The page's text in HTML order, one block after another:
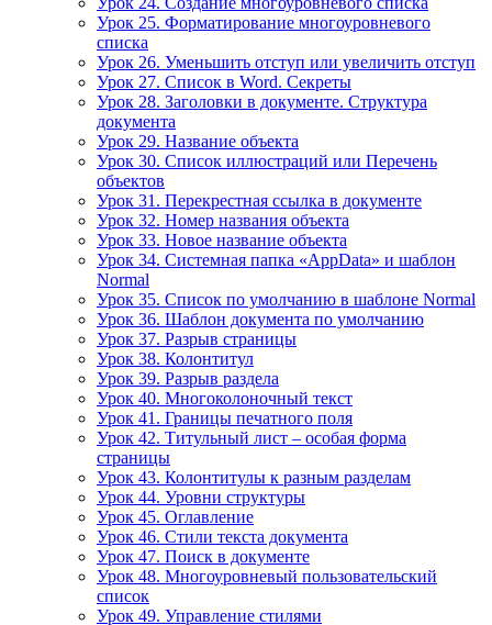
Урок 25. Форматирование многоуровневого
списка
Урок 26. Уменьшить отступ или увеличить отступ
Урок 27. Список в Word. Секреты
Урок 28. Заголовки в документе. Структура
документа
Урок 29. Название объекта
Урок 30. Список иллюстраций или Перечень
объектов
Урок 31. Перекрестная ссылка в документе
Урок 32. Номер названия объекта
Урок 33. Новое название объекта
Урок 34. Системная папка «AppData» и шаблон
Normal
Урок 35. Список по умолчанию в шаблоне Normal
Урок 36. Шаблон документа по умолчанию
Урок 37. Разрыв страницы
Урок 38. Колонтитул
Урок 39. Разрыв раздела
Урок 40. Многоколоночный текст
Урок 41. Границы печатного поля
Урок 42. Титульный лист – особая форма
страницы
Урок 43. Колонтитулы к разным разделам
Урок 44. Уровни структуры
Урок 45. Оглавление
Урок 46. Стили текста документа
Урок 47. Поиск в документе
Урок 48. Многоуровневый пользовательский
список
Урок 49. Управление стилями